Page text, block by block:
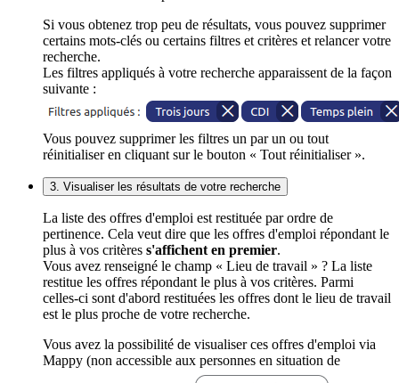
Si vous obtenez trop peu de résultats, vous pouvez supprimer
certains mots-clés ou certains filtres et critères et relancer votre
recherche.
Les filtres appliqués à votre recherche apparaissent de la façon
suivante :
Vous pouvez supprimer les filtres un par un ou tout
réinitialiser en cliquant sur le bouton « Tout réinitialiser ».
3. Visualiser les résultats de votre recherche
La liste des offres d'emploi est restituée par ordre de
pertinence. Cela veut dire que les offres d'emploi répondant le
plus à vos critères s'affichent en premier.
Vous avez renseigné le champ « Lieu de travail » ? La liste
restitue les offres répondant le plus à vos critères. Parmi
celles-ci sont d'abord restituées les offres dont le lieu de travail
est le plus proche de votre recherche.
Vous avez la possibilité de visualiser ces offres d'emploi via
Mappy (non accessible aux personnes en situation de